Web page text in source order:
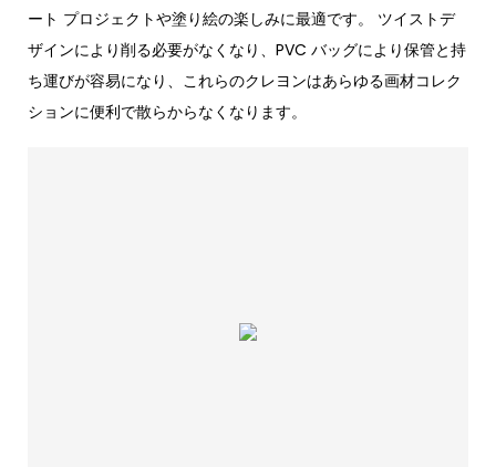
ート プロジェクトや塗り絵の楽しみに最適です。 ツイストデ
ザインにより削る必要がなくなり、PVC バッグにより保管と持
ち運びが容易になり、これらのクレヨンはあらゆる画材コレク
ションに便利で散らからなくなります。